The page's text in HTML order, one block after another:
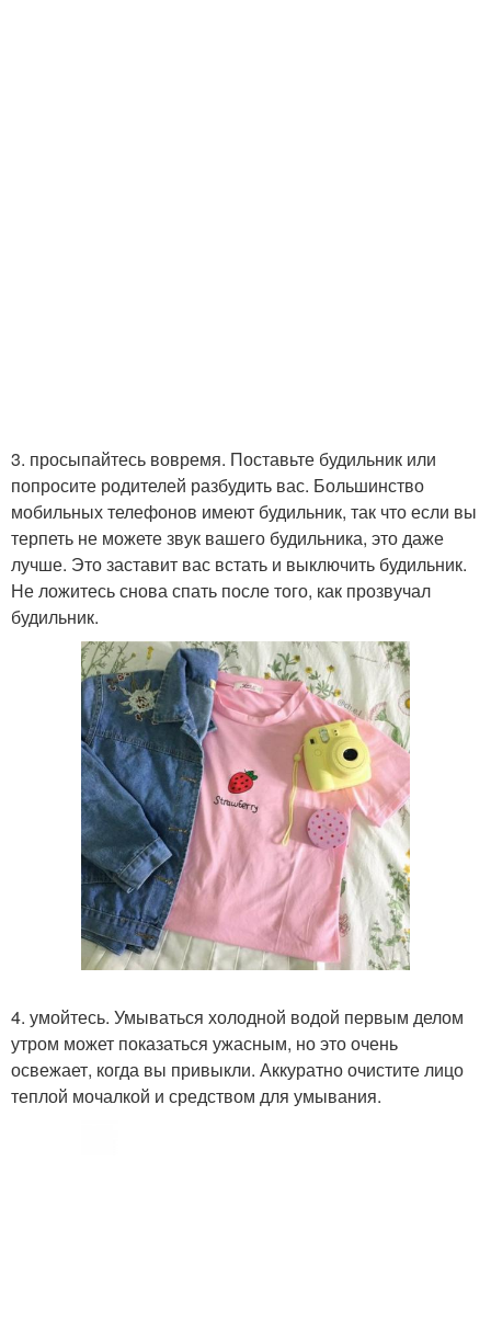
3. просыпайтесь вовремя. Поставьте будильник или
попросите родителей разбудить вас. Большинство
мобильных телефонов имеют будильник, так что если вы
терпеть не можете звук вашего будильника, это даже
лучше. Это заставит вас встать и выключить будильник.
Не ложитесь снова спать после того, как прозвучал
будильник.
4. умойтесь. Умываться холодной водой первым делом
утром может показаться ужасным, но это очень
освежает, когда вы привыкли. Аккуратно очистите лицо
теплой мочалкой и средством для умывания.